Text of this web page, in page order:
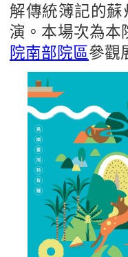
解傳統簿記的
演。本場次為本
院南部院區參觀